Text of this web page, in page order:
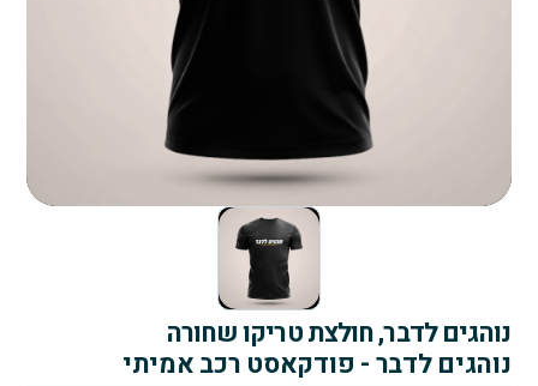
נוהגים לדבר, חולצת טריקו שחורה
נוהגים לדבר - פודקאסט רכב אמיתי